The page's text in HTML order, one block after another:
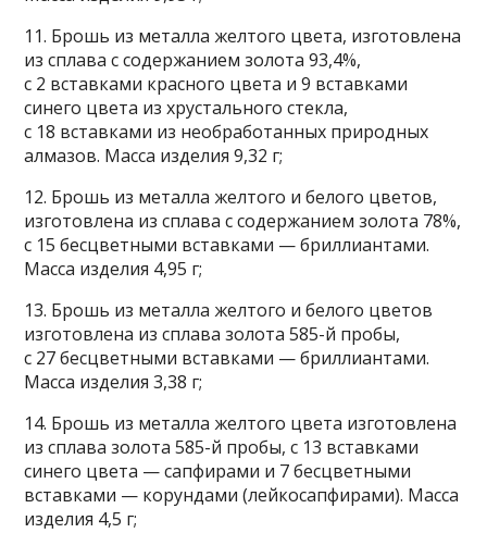
11. Брошь из металла желтого цвета, изготовлена
из сплава с содержанием золота 93,4%,
с 2 вставками красного цвета и 9 вставками
синего цвета из хрустального стекла,
с 18 вставками из необработанных природных
алмазов. Масса изделия 9,32 г;
12. Брошь из металла желтого и белого цветов,
изготовлена из сплава с содержанием золота 78%,
с 15 бесцветными вставками — бриллиантами.
Масса изделия 4,95 г;
13. Брошь из металла желтого и белого цветов
изготовлена из сплава золота 585-й пробы,
с 27 бесцветными вставками — бриллиантами.
Масса изделия 3,38 г;
14. Брошь из металла желтого цвета изготовлена
из сплава золота 585-й пробы, с 13 вставками
синего цвета — сапфирами и 7 бесцветными
вставками — корундами (лейкосапфирами). Масса
изделия 4,5 г;